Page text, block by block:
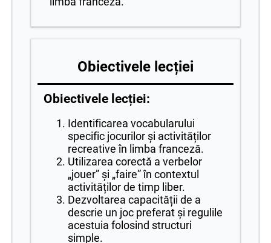
Obiectivele lecției
Obiectivele lecției:
Identificarea vocabularului
specific jocurilor și activităților
recreative în limba franceză.
Utilizarea corectă a verbelor
„jouer” și „faire” în contextul
activităților de timp liber.
Dezvoltarea capacității de a
descrie un joc preferat și regulile
acestuia folosind structuri
simple.